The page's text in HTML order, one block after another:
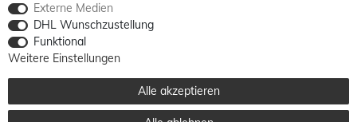
Externe Medien
DHL Wunschzustellung
Funktional
Weitere Einstellungen
Alle akzeptieren